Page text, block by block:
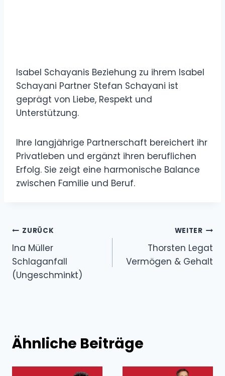
Isabel Schayanis Beziehung zu ihrem Isabel
Schayani Partner Stefan Schayani ist
geprägt von Liebe, Respekt und
Unterstützung.
Ihre langjährige Partnerschaft bereichert ihr
Privatleben und ergänzt ihren beruflichen
Erfolg. Sie zeigt eine harmonische Balance
zwischen Familie und Beruf.
Beitragsnavigation
ZURÜCK
Ina Müller
Schlaganfall
(Ungeschminkt)
WEITER
Thorsten Legat
Vermögen & Gehalt
Ähnliche Beiträge